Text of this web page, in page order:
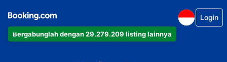
Bergabunglah dengan 29.279.209 listing lainnya
Login
apartemen